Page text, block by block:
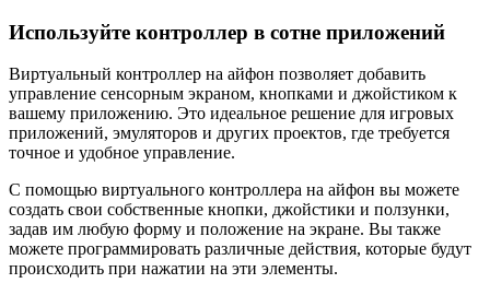
Используйте контроллер в сотне приложений
Виртуальный контроллер на айфон позволяет добавить
управление сенсорным экраном, кнопками и джойстиком к
вашему приложению. Это идеальное решение для игровых
приложений, эмуляторов и других проектов, где требуется
точное и удобное управление.
С помощью виртуального контроллера на айфон вы можете
создать свои собственные кнопки, джойстики и ползунки,
задав им любую форму и положение на экране. Вы также
можете программировать различные действия, которые будут
происходить при нажатии на эти элементы.